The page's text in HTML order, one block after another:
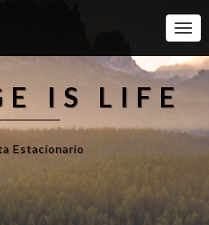
IS LIFE
Estacionario